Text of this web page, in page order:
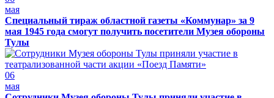
мая
Специальный тираж областной газеты «Коммунар» за 9
мая 1945 года смогут получить посетители Музея обороны
Тулы
06
мая